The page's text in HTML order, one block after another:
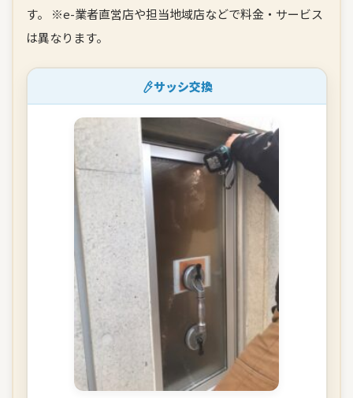
す。
※e-業者直営店や担当地域店などで料金・サービス
は異なります。
サッシ交換